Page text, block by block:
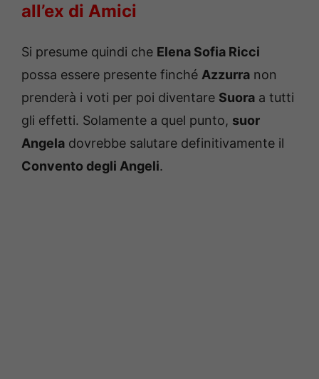
all’ex di Amici
Si presume quindi che Elena Sofia Ricci
possa essere presente finché Azzurra non
prenderà i voti per poi diventare Suora a tutti
gli effetti. Solamente a quel punto, suor
Angela dovrebbe salutare definitivamente il
Convento degli Angeli.